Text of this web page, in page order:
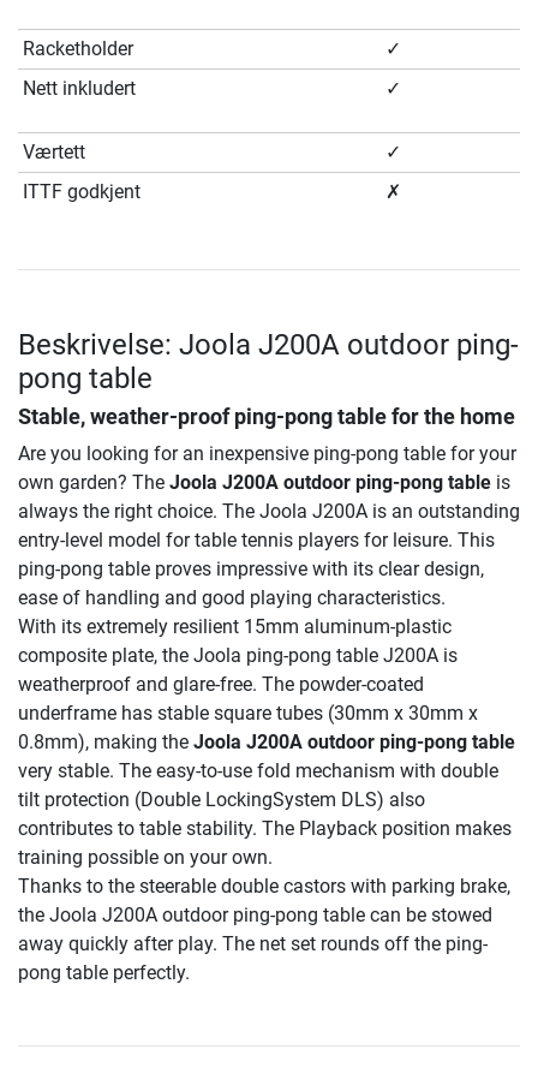
Racketholder
✓
Nett inkludert
✓
Værtett
✓
ITTF godkjent
✗
Beskrivelse: Joola J200A outdoor ping-
pong table
Stable, weather-proof ping-pong table for the home
Are you looking for an inexpensive ping-pong table for your
own garden? The Joola J200A outdoor ping-pong table is
always the right choice. The Joola J200A is an outstanding
entry-level model for table tennis players for leisure. This
ping-pong table proves impressive with its clear design,
ease of handling and good playing characteristics.
With its extremely resilient 15mm aluminum-plastic
composite plate, the Joola ping-pong table J200A is
weatherproof and glare-free. The powder-coated
underframe has stable square tubes (30mm x 30mm x
0.8mm), making the Joola J200A outdoor ping-pong table
very stable. The easy-to-use fold mechanism with double
tilt protection (Double LockingSystem DLS) also
contributes to table stability. The Playback position makes
training possible on your own.
Thanks to the steerable double castors with parking brake,
the Joola J200A outdoor ping-pong table can be stowed
away quickly after play. The net set rounds off the ping-
pong table perfectly.